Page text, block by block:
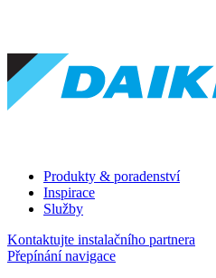
Produkty & poradenství
Inspirace
Služby
Kontaktujte instalačního partnera
Přepínání navigace